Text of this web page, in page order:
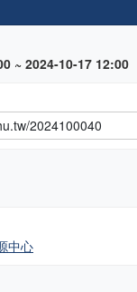
~ 2024-10-17 12:00
中心